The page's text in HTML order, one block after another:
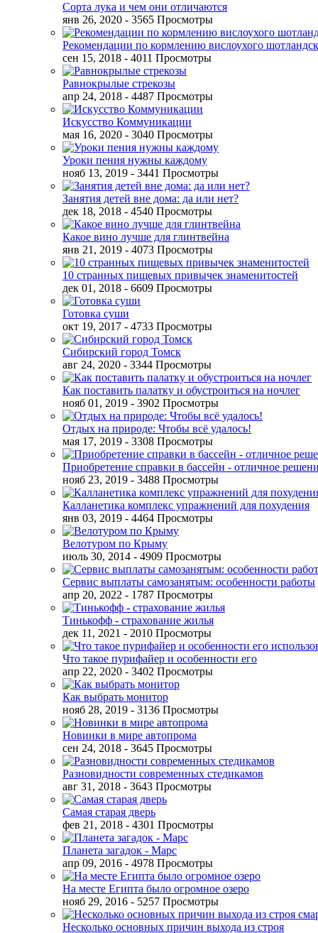
Сорта лука и чем они отличаются
янв 26, 2020 - 3565 Просмотры
Рекомендации по кормлению вислоухого
сен 15, 2018 - 4011 Просмотры
Равнокрылые стрекозы
апр 24, 2018 - 4487 Просмотры
Искусство Коммуникации
мая 16, 2020 - 3040 Просмотры
Уроки пения нужны каждому
нояб 13, 2019 - 3441 Просмотры
Занятия детей вне дома: да или нет?
дек 18, 2018 - 4540 Просмотры
Какое вино лучше для глинтвейна
янв 21, 2019 - 4073 Просмотры
10 странных пищевых привычек знаменитостей
дек 01, 2018 - 6609 Просмотры
Готовка суши
окт 19, 2017 - 4733 Просмотры
Сибирский город Томск
авг 24, 2020 - 3344 Просмотры
Как поставить палатку и обустроиться на ночлег
нояб 01, 2019 - 3902 Просмотры
Отдых на природе: Чтобы всё удалось!
мая 17, 2019 - 3308 Просмотры
Приобретение справки в бассейн - отличное
нояб 23, 2019 - 3488 Просмотры
Калланетика комплекс упражнений для похудения
янв 03, 2019 - 4464 Просмотры
Велотуром по Крыму
июль 30, 2014 - 4909 Просмотры
Сервис выплаты самозанятым: особенности работы
апр 20, 2022 - 1787 Просмотры
Тинькофф - страхование жилья
дек 11, 2021 - 2010 Просмотры
Что такое пурифайер и особенности его
апр 22, 2020 - 3402 Просмотры
Как выбрать монитор
нояб 28, 2019 - 3136 Просмотры
Новинки в мире автопрома
сен 24, 2018 - 3645 Просмотры
Разновидности современных стедикамов
авг 31, 2018 - 3643 Просмотры
Самая старая дверь
фев 21, 2018 - 4301 Просмотры
Планета загадок - Марс
апр 09, 2016 - 4978 Просмотры
На месте Египта было огромное озеро
нояб 29, 2016 - 5257 Просмотры
Несколько основных причин выхода из строя